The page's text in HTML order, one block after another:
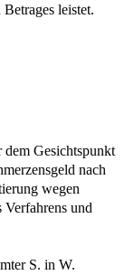
leistet.
Gesichtspunkt
nach
wegen
Verfahrens und
S. in W.